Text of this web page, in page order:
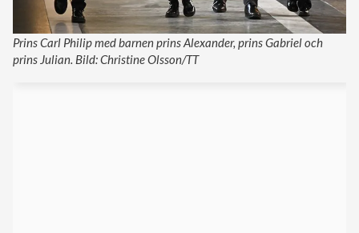
Prins Carl Philip med barnen prins Alexander, prins Gabriel och
prins Julian. Bild: Christine Olsson/TT